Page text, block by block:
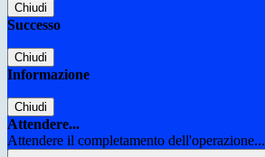
Chiudi
Successo
Chiudi
Informazione
Chiudi
Attendere...
Attendere il completamento dell'operazione...